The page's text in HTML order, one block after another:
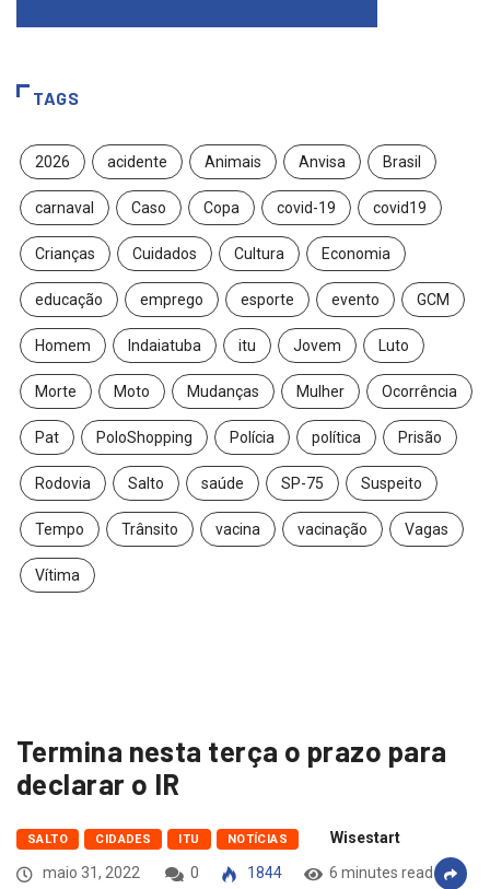
TAGS
2026 acidente Animais Anvisa Brasil
carnaval Caso Copa covid-19 covid19
Crianças Cuidados Cultura Economia
educação emprego esporte evento GCM
Homem Indaiatuba itu Jovem Luto
Morte Moto Mudanças Mulher Ocorrência
Pat PoloShopping Polícia política Prisão
Rodovia Salto saúde SP-75 Suspeito
Tempo Trânsito vacina vacinação Vagas
Vítima
Termina nesta terça o prazo para
declarar o IR
SALTO CIDADES ITU NOTÍCIAS
Wisestart
maio 31, 2022
0 1844 6 minutes read